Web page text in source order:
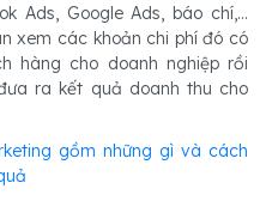
Ads, Google Ads, báo chí,...
xem các khoản chi phí đó có
hàng cho doanh nghiệp rồi
ra kết quả doanh thu cho
gồm những gì và cách